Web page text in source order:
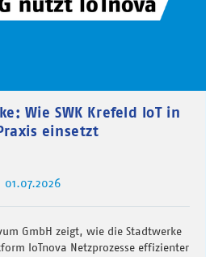
Wie SWK Krefeld IoT in
einsetzt
01.07.2026
GmbH zeigt, wie die Stadtwerke
IoTnova Netzprozesse effizienter